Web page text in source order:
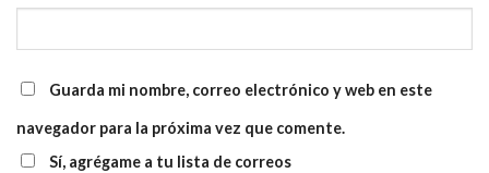
Guarda mi nombre, correo electrónico y web en este
navegador para la próxima vez que comente.
Sí, agrégame a tu lista de correos